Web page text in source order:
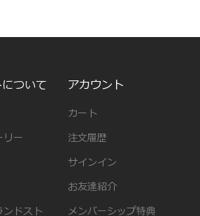
ついて
リー
ンドスト
アカウント
カート
注文履歴
サインイン
お友達紹介
メンバーシップ特典